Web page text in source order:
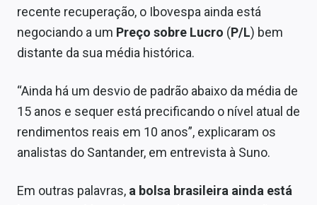
recente recuperação, o Ibovespa ainda está
negociando a um Preço sobre Lucro (P/L) bem
distante da sua média histórica.
“Ainda há um desvio de padrão abaixo da média de
15 anos e sequer está precificando o nível atual de
rendimentos reais em 10 anos”, explicaram os
analistas do Santander, em entrevista à Suno.
Em outras palavras, a bolsa brasileira ainda está